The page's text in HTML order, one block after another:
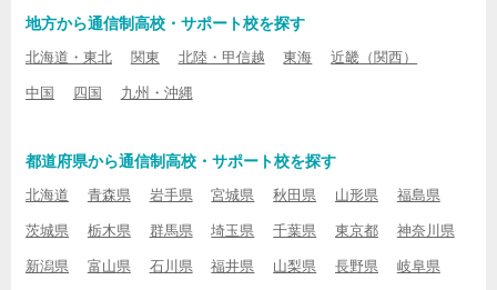
地方から通信制高校・サポート校を探す
北海道・東北 関東 北陸・甲信越 東海 近畿（関西）
中国 四国 九州・沖縄
都道府県から通信制高校・サポート校を探す
北海道 青森県 岩手県 宮城県 秋田県 山形県 福島県
茨城県 栃木県 群馬県 埼玉県 千葉県 東京都 神奈川県
新潟県 富山県 石川県 福井県 山梨県 長野県 岐阜県